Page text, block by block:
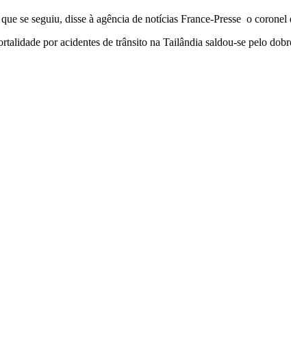
se seguiu, disse à agência de notícias France-Presse o
por acidentes de trânsito na Tailândia saldou-se pelo